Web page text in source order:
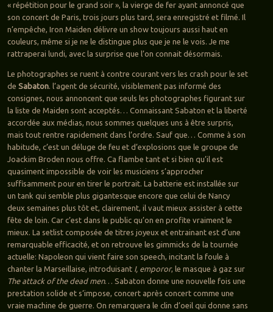
« répétition pour le grand soir », la vierge de fer ayant annoncé que
son concert de Paris, trois jours plus tard, sera enregistré et filmé. Il
n’empêche, Iron Maiden délivre un show toujours aussi haut en
couleurs, même si je ne le distingue plus que je ne le vois. Je me
rattraperai lundi, avec la surprise que l’on connait désormais.
Le photographes se ruent à contre courant vers les crash pour le set
de Sabaton. l’agent de sécurité, visiblement pas informé des
consignes, nous annoncent que seuls les photographes figurant sur
la liste de Maiden sont acceptés… Connaissant Sabaton et la liberté
accordée aux médias, nous sommes quelques uns à être surpris,
mais tout rentre rapidement dans l’ordre. Sauf que… Comme à son
habitude, c’est un déluge de feu et d’explosions que le groupe de
Joackim Broden nous offre. Ca flambe tant et si bien qu’il est
quasiment impossible de voir les musiciens s’approcher
suffisamment pour en tirer le portrait. La batterie est installée sur
un tank qui semble plus gigantesque encore que celui de Nancy
deux semaines plus tôt et, clairement, il vaut mieux assister à cette
fête de loin. Car c’est dans le public qu’on en profite vraiment le
mieux. La setlist composée de titres joyeux et entrainant est d’une
remarquable efficacité, et on retrouve les gimmicks de la tournée
actuelle: Napoleon qui vient faire son speech, incitant la foule à
chanter la Marseillaise, introduisant I, emporor, le masque à gaz sur
The attack of the dead men… Sabaton donne une nouvelle fois une
prestation solide et s’impose, concert après concert comme une
vraie machine de guerre. On remarquera le clin d’oeil qui donne sans